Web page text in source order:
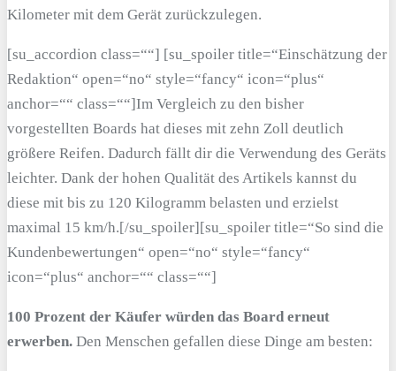
Kilometer mit dem Gerät zurückzulegen.
[su_accordion class=““] [su_spoiler title=“Einschätzung der
Redaktion“ open=“no“ style=“fancy“ icon=“plus“
anchor=““ class=““]Im Vergleich zu den bisher
vorgestellten Boards hat dieses mit zehn Zoll deutlich
größere Reifen. Dadurch fällt dir die Verwendung des Geräts
leichter. Dank der hohen Qualität des Artikels kannst du
diese mit bis zu 120 Kilogramm belasten und erzielst
maximal 15 km/h.[/su_spoiler][su_spoiler title=“So sind die
Kundenbewertungen“ open=“no“ style=“fancy“
icon=“plus“ anchor=““ class=““]
100 Prozent der Käufer würden das Board erneut
erwerben. Den Menschen gefallen diese Dinge am besten: